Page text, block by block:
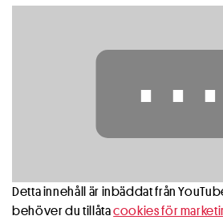
⋯
Detta innehåll är inbäddat från
behöver du tillåtacookies för